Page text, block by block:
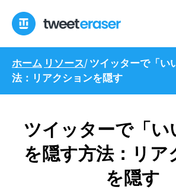
ン
ス
ホーム リソース/ツイッターで「い
法：リアクションを隠す
ツイッターで「い
を隠す方法：リア
を隠す